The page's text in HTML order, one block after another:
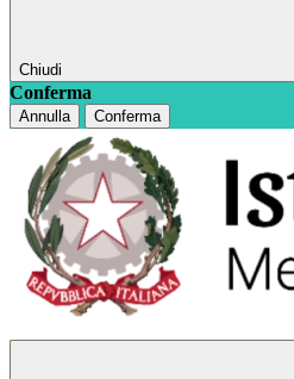
Chiudi
Conferma
Annulla Conferma